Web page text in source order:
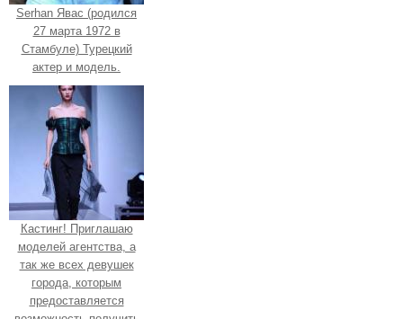
Serhan Явас (родился
27 марта 1972 в
Стамбуле) Турецкий
актер и модель.
Кастинг! Приглашаю
моделей агентства, а
так же всех девушек
города, которым
предоставляется